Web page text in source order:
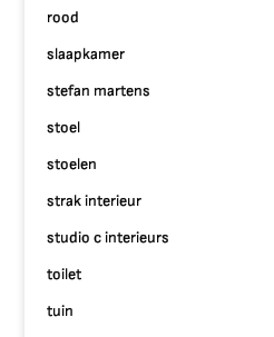
rood
slaapkamer
stefan martens
stoel
stoelen
strak interieur
studio c interieurs
toilet
tuin